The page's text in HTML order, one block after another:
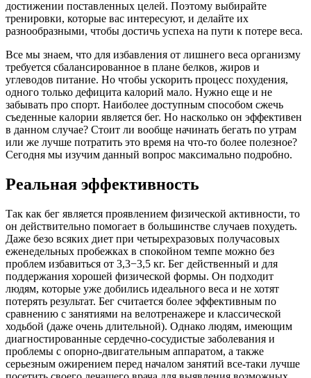
достижении поставленных целей. Поэтому выбирайте
тренировки, которые вас интересуют, и делайте их
разнообразными, чтобы достичь успеха на пути к потере веса.
Все мы знаем, что для избавления от лишнего веса организму
требуется сбалансированное в плане белков, жиров и
углеводов питание. Но чтобы ускорить процесс похудения,
одного только дефицита калорий мало. Нужно еще и не
забывать про спорт. Наиболее доступным способом сжечь
съеденные калории является бег. Но насколько он эффективен
в данном случае? Стоит ли вообще начинать бегать по утрам
или же лучше потратить это время на что-то более полезное?
Сегодня мы изучим данный вопрос максимально подробно.
Реальная эффективность
Так как бег является проявлением физической активности, то
он действительно помогает в большинстве случаев похудеть.
Даже безо всяких диет при четырехразовых получасовых
еженедельных пробежках в спокойном темпе можно без
проблем избавиться от 3,3−3,5 кг. Бег действенный и для
поддержания хорошей физической формы. Он подходит
людям, которые уже добились идеального веса и не хотят
потерять результат. Бег считается более эффективным по
сравнению с занятиями на велотренажере и классической
ходьбой (даже очень длительной). Однако людям, имеющим
диагностированные сердечно-сосудистые заболевания и
проблемы с опорно-двигательным аппаратом, а также
серьезным ожирением перед началом занятий все-таки лучше